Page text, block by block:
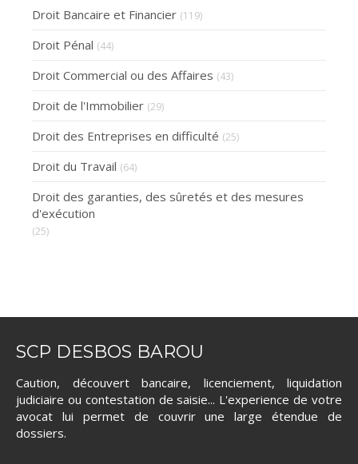
Droit Bancaire et Financier (119)
Droit Pénal (44)
Droit Commercial ou des Affaires (43)
Droit de l'Immobilier (29)
Droit des Entreprises en difficulté (25)
Droit du Travail (64)
Droit des garanties, des sûretés et des mesures
d'exécution
(25)
SCP DESBOS BAROU
Caution, découvert bancaire, licenciement, liquidation
judiciaire ou contestation de saisie... L'experience de votre
avocat lui permet de couvrir une large étendue de
dossiers.